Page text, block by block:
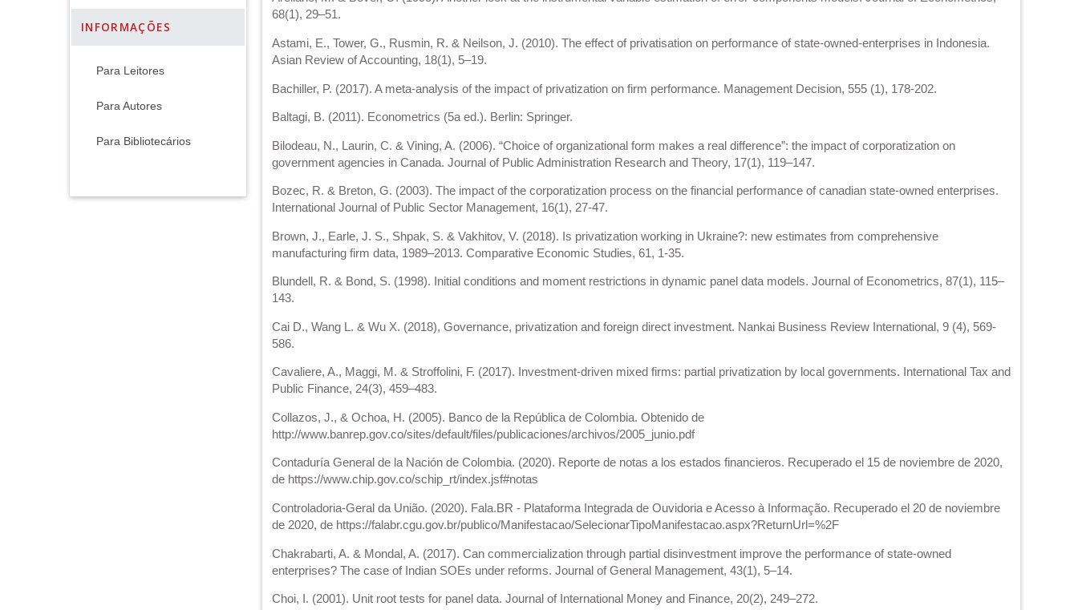
INFORMAÇÕES
Para Leitores
Para Autores
Para Bibliotecários
68(1), 29–51.
Astami, E., Tower, G., Rusmin, R. & Neilson, J. (2010). The effect of privatisation on performance of state-owned-enterprises in Indonesia.
Asian Review of Accounting, 18(1), 5–19.
Bachiller, P. (2017). A meta-analysis of the impact of privatization on firm performance. Management Decision, 555 (1), 178-202.
Baltagi, B. (2011). Econometrics (5a ed.). Berlin: Springer.
Bilodeau, N., Laurin, C. & Vining, A. (2006). “Choice of organizational form makes a real difference”: the impact of corporatization on
government agencies in Canada. Journal of Public Administration Research and Theory, 17(1), 119–147.
Bozec, R. & Breton, G. (2003). The impact of the corporatization process on the financial performance of canadian state-owned enterprises.
International Journal of Public Sector Management, 16(1), 27-47.
Brown, J., Earle, J. S., Shpak, S. & Vakhitov, V. (2018). Is privatization working in Ukraine?: new estimates from comprehensive
manufacturing firm data, 1989–2013. Comparative Economic Studies, 61, 1-35.
Blundell, R. & Bond, S. (1998). Initial conditions and moment restrictions in dynamic panel data models. Journal of Econometrics, 87(1), 115–
143.
Cai D., Wang L. & Wu X. (2018), Governance, privatization and foreign direct investment. Nankai Business Review International, 9 (4), 569-
586.
Cavaliere, A., Maggi, M. & Stroffolini, F. (2017). Investment-driven mixed firms: partial privatization by local governments. International Tax and
Public Finance, 24(3), 459–483.
Collazos, J., & Ochoa, H. (2005). Banco de la República de Colombia. Obtenido de
http://www.banrep.gov.co/sites/default/files/publicaciones/archivos/2005_junio.pdf
Contaduría General de la Nación de Colombia. (2020). Reporte de notas a los estados financieros. Recuperado el 15 de noviembre de 2020,
de https://www.chip.gov.co/schip_rt/index.jsf#notas
Controladoria-Geral da União. (2020). Fala.BR - Plataforma Integrada de Ouvidoria e Acesso à Informação. Recuperado el 20 de noviembre
de 2020, de https://falabr.cgu.gov.br/publico/Manifestacao/SelecionarTipoManifestacao.aspx?ReturnUrl=%2F
Chakrabarti, A. & Mondal, A. (2017). Can commercialization through partial disinvestment improve the performance of state-owned
enterprises? The case of Indian SOEs under reforms. Journal of General Management, 43(1), 5–14.
Choi, I. (2001). Unit root tests for panel data. Journal of International Money and Finance, 20(2), 249–272.